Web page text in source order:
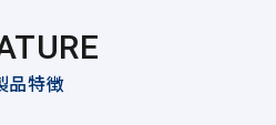
品特徴